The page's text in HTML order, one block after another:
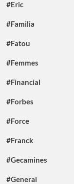
#Eric
#Familia
#Fatou
#Femmes
#Financial
#Forbes
#Force
#Franck
#Gecamines
#General